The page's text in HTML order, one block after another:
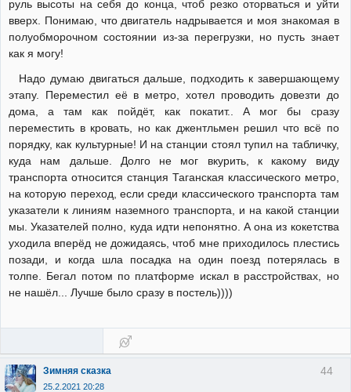
руль высоты на себя до конца, чтоб резко оторваться и уйти
вверх. Понимаю, что двигатель надрывается и моя знакомая в
полуобморочном состоянии из-за перегрузки, но пусть знает
как я могу!
Надо думаю двигаться дальше, подходить к завершающему
этапу. Переместил её в метро, хотел проводить довезти до
дома, а там как пойдёт, как покатит.. А мог бы сразу
переместить в кровать, но как джентльмен решил что всё по
порядку, как культурные! И на станции стоял тупил на табличку,
куда нам дальше. Долго не мог вкурить, к какому виду
транспорта относится станция Таганская классического метро,
на которую переход, если среди классического транспорта там
указатели к линиям наземного транспорта, и на какой станции
мы. Указателей полно, куда идти непонятно. А она из кокетства
уходила вперёд не дожидаясь, чтоб мне приходилось плестись
позади, и когда шла посадка на один поезд потерялась в
толпе. Бегал потом по платформе искал в расстройствах, но
не нашёл... Лучше было сразу в постель))))
44
Зимняя сказка
25.2.2021 20:28